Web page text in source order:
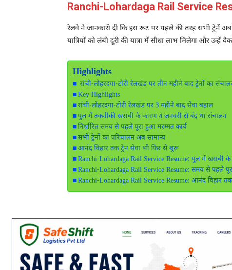
Ranchi-Lohardaga Rail Service
रेलवे ने जानकारी दी कि इस रूट पर पहले की तरह सभी ट्रेनें
यात्रियों को लंबी दूरी की यात्रा में सीधा लाभ मिलेगा और उन्हें
Highlights
रांची-लोहरदगा-टोरी रेलखंड पर तीन महीने बाद ट्रेनों का
Key Highlights
रांची-लोहरदगा-टोरी रेलखंड पर 3 महीने बाद सेवा बहाल
पुल में तकनीकी खराबी के कारण 4 जनवरी से बंद था संचालन
निर्धारित समय से पहले पूरा हुआ मरम्मत कार्य
सभी ट्रेनों का परिचालन अब सामान्य
आनंद विहार तक ट्रेन सेवा भी फिर से शुरू
Ranchi-Lohardaga Rail Service Resume: पुल में खराबी
Ranchi-Lohardaga Rail Service Resume: समय से पहले
Ranchi-Lohardaga Rail Service Resume: आनंद विहार